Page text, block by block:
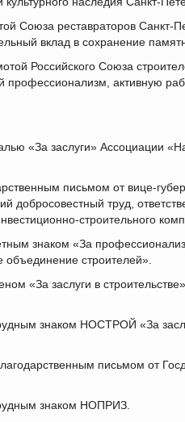
Союза реставраторов Санкт-
вклад в сохранение
Российского Союза
профессионализм, активную
«За заслуги» Ассоциации
письмом от вице-
добросовестный труд,
строительного
знаком «За
строителей».
«За заслуги в
знаком НОСТРОЙ «За
письмом от
знаком НОПРИЗ.